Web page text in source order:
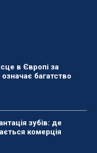
в Європі за
багатство
зубів: де
комерція